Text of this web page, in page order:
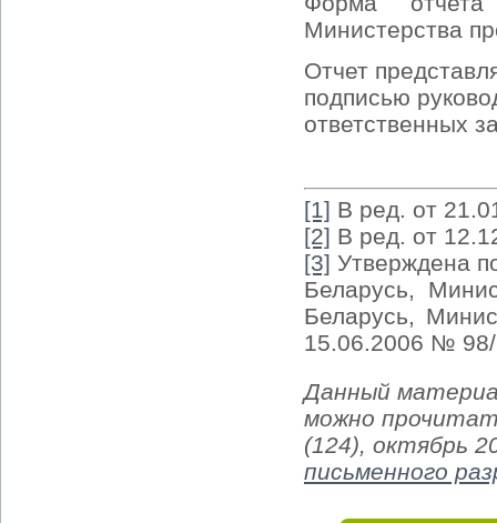
Министерства
Отчет
подписью
ответственных
[1] В ред. от
[2] В ред. от
[3] Утверждена
Беларусь,
Беларусь,
15.06.2006 № 98/
Данный
можно
(124), октябрь
письменного